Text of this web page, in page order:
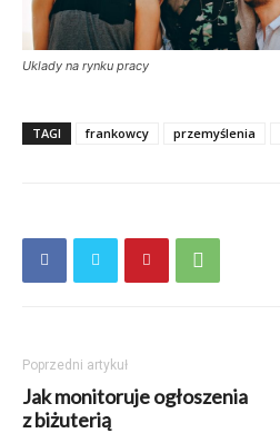
Uklady na rynku pracy
TAGI frankowcy przemyślenia
Poprzedni artykuł
Jak monitoruje ogłoszenia
z biżuterią